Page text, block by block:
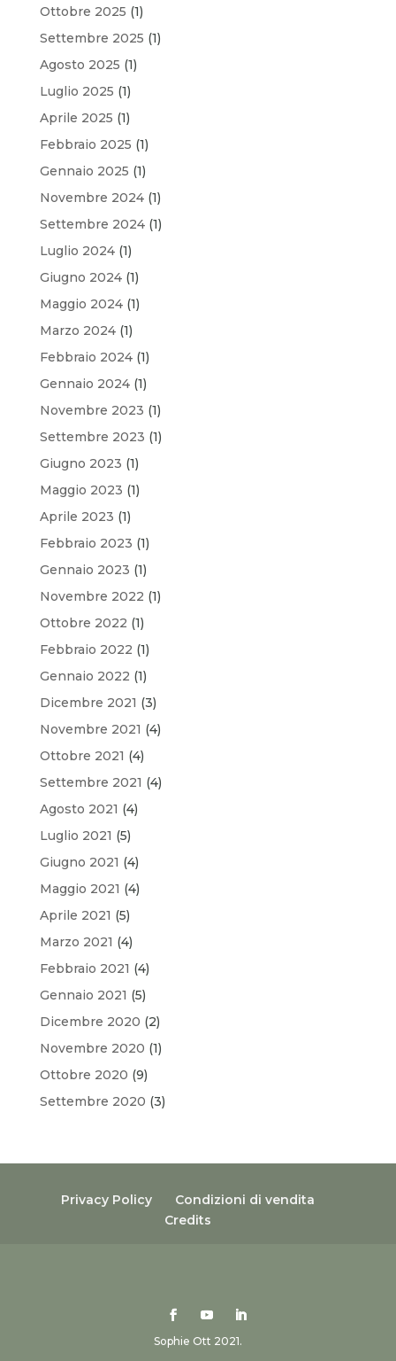
Ottobre 2025 (1)
Settembre 2025 (1)
Agosto 2025 (1)
Luglio 2025 (1)
Aprile 2025 (1)
Febbraio 2025 (1)
Gennaio 2025 (1)
Novembre 2024(1)
Settembre 2024(1)
Luglio 2024(1)
Giugno 2024(1)
Maggio 2024(1)
Marzo 2024(1)
Febbraio 2024(1)
Gennaio 2024(1)
Novembre 2023 (1)
Settembre 2023 (1)
Giugno 2023 (1)
Maggio 2023 (1)
Aprile 2023 (1)
Febbraio 2023 (1)
Gennaio 2023 (1)
Novembre 2022 (1)
Ottobre 2022 (1)
Febbraio 2022 (1)
Gennaio 2022 (1)
Dicembre 2021 (3)
Novembre 2021 (4)
Ottobre 2021 (4)
Settembre 2021 (4)
Agosto 2021 (4)
Luglio 2021 (5)
Giugno 2021 (4)
Maggio 2021 (4)
Aprile 2021 (5)
Marzo 2021 (4)
Febbraio 2021 (4)
Gennaio 2021 (5)
Dicembre 2020 (2)
Novembre 2020 (1)
Ottobre 2020 (9)
Settembre 2020 (3)
Privacy Policy
Condizioni di vendita
Credits
Sophie Ott 2021.